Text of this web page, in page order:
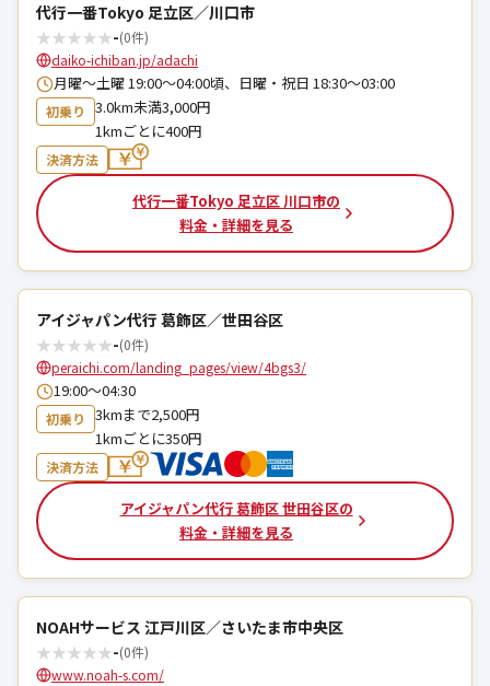
代行一番Tokyo 足立区／川口市
★★★★★-(0件)
daiko-ichiban.jp/adachi
月曜～土曜 19:00～04:00頃、日曜・祝日 18:30～03:00
初乗り
3.0km未満3,000円
1kmごとに400円
決済方法
代行一番Tokyo 足立区 川口市の
料金・詳細を見る
アイジャパン代行 葛飾区／世田谷区
★★★★★-(0件)
peraichi.com/landing_pages/view/4bgs3/
19:00〜04:30
初乗り
3kmまで2,500円
1kmごとに350円
決済方法
アイジャパン代行 葛飾区 世田谷区の
料金・詳細を見る
NOAHサービス 江戸川区／さいたま市中央区
★★★★★-(0件)
www.noah-s.com/